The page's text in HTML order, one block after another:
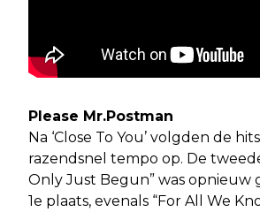
Please Mr.Postman
Na ‘Close To You’ volgden de
razendsnel tempo op. De
Only Just Begun” was opnieuw
1e plaats, evenals “For All We